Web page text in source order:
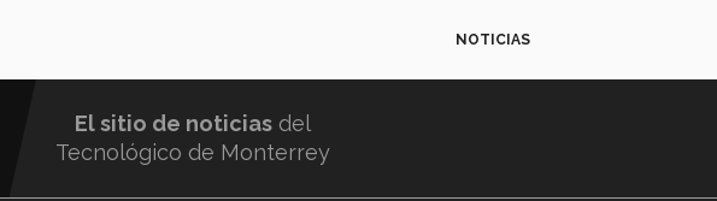
NOTICIAS
El sitio de noticias del
Tecnológico de Monterrey